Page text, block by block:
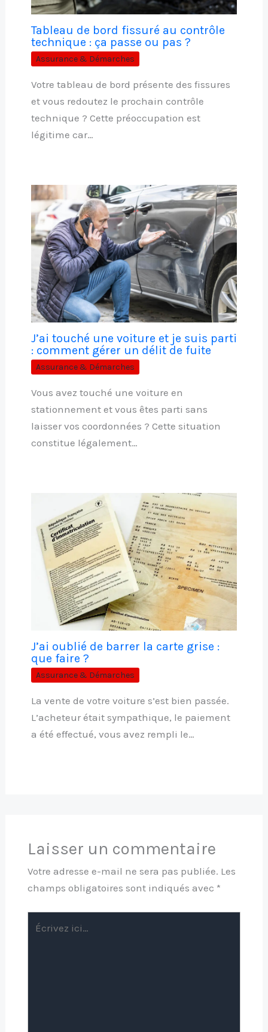
Tableau de bord fissuré au contrôle
technique : ça passe ou pas ?
Assurance & Démarches
Votre tableau de bord présente des fissures
et vous redoutez le prochain contrôle
technique ? Cette préoccupation est
légitime car…
J’ai touché une voiture et je suis parti
: comment gérer un délit de fuite
Assurance & Démarches
Vous avez touché une voiture en
stationnement et vous êtes parti sans
laisser vos coordonnées ? Cette situation
constitue légalement…
J’ai oublié de barrer la carte grise :
que faire ?
Assurance & Démarches
La vente de votre voiture s’est bien passée.
L’acheteur était sympathique, le paiement
a été effectué, vous avez rempli le…
Laisser un commentaire
Votre adresse e-mail ne sera pas publiée. Les
champs obligatoires sont indiqués avec *